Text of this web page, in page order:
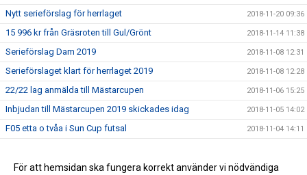
Nytt serieförslag för herrlaget 2018-11-20 09:36
15 996 kr från Gräsroten till Gul/Grönt 2018-11-14 11:38
Serieförslag Dam 2019 2018-11-08 12:31
Serieförslaget klart för herrlaget 2019 2018-11-08 12:28
22/22 lag anmälda till Mästarcupen 2018-11-06 15:25
Inbjudan till Mästarcupen 2019 skickades idag 2018-11-05 14:02
F05 etta o tvåa i Sun Cup futsal 2018-11-04 14:11
3:e raka för innebandyherrarna 2018-10-22 08:31
För att hemsidan ska fungera korrekt använder vi nödvändiga